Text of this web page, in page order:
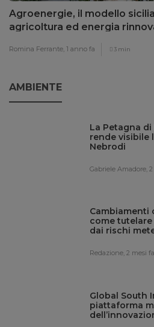
Agroenergie, il modello
agricoltura ed energia
Romina Ferrante, 1 anno fa 3 min
AMBIENTE
La Petagna
rende visibile
Nebrodi
Gabriele Amadore,
Cambiamenti
come
dai rischi
Redazione,2 mesi fa
Global South
piattaforma